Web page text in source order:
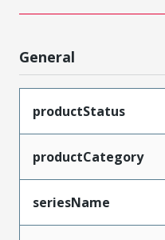
General
productStatus
productCategory
seriesName